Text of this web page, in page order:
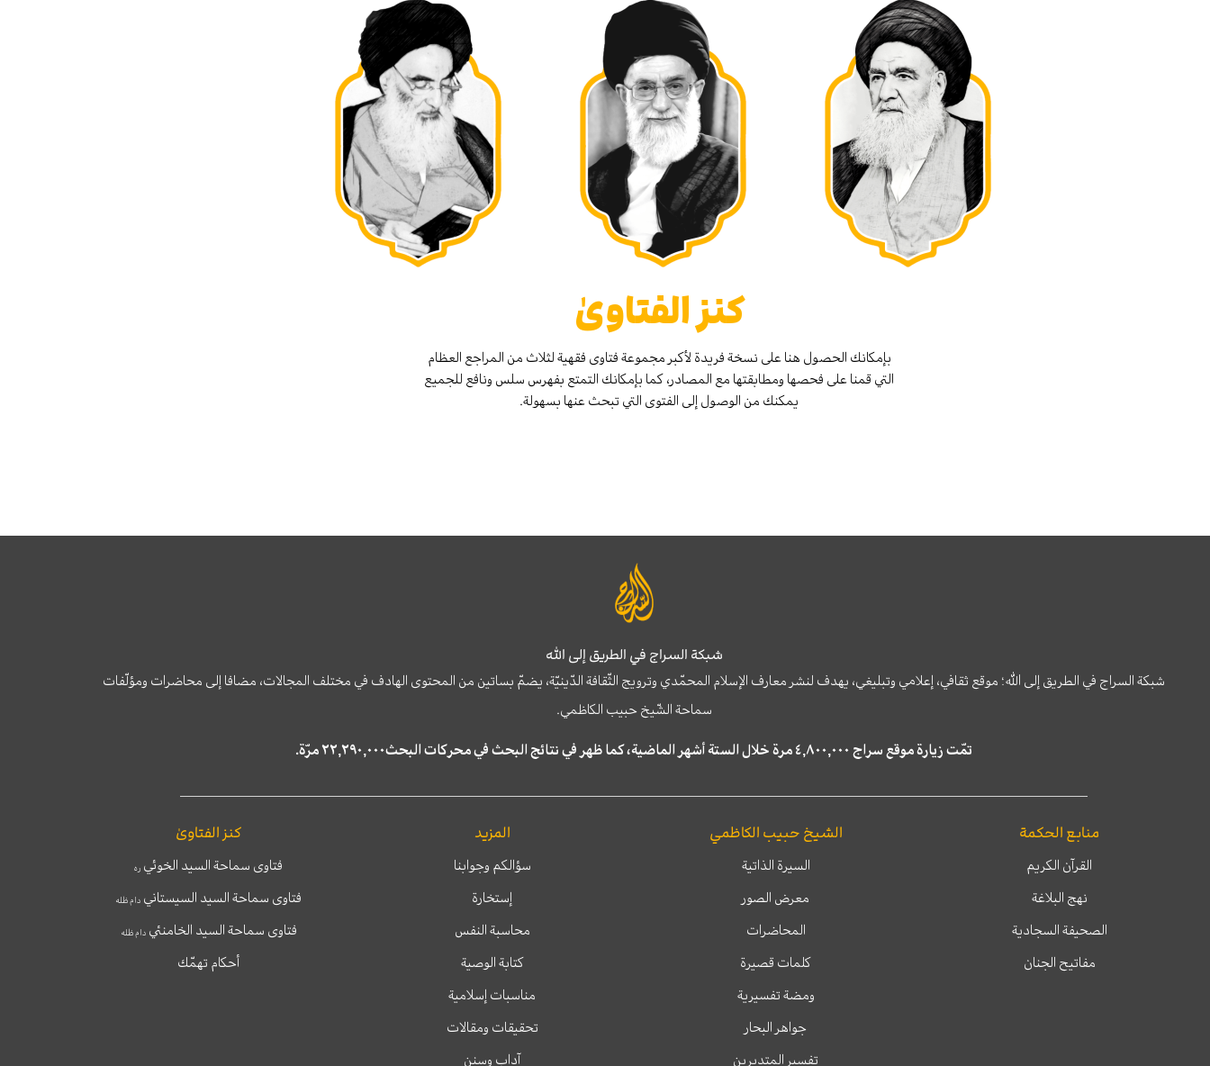
كنز الفتاوىٰ
بإمكانك الحصول هنا على نسخة فريدة لأكبر مجموعة فتاوى فقهية لثلاث من المراجع العظام
التي قمنا على فحصها ومطابقتها مع المصادر، كما بإمكانك التمتع بفهرس سلس ونافع للجميع
يمكنك من الوصول إلى الفتوى التي تبحث عنها بسهولة.
شبكة السراج في الطريق إلى الله
شبكة السراج في الطريق إلى الله؛ موقع ثقافي، إعلامي وتبليغي، يهدف لنشر معارف الإسلام المحمّدي وترويج الثّقافة الدّينيّة، يضمّ بساتين من المحتوى الهادف في مختلف المجالات، مضافا إلى محاضرات ومؤلّفات
سماحة الشّيخ حبيب الكاظمي.
تمّت زيارة موقع سراج ٤,٨٠٠,٠٠٠ مرة خلال الستة أشهر الماضية، كما ظهر في نتائج البحث في محركات البحث٢٢,٢٩٠,٠٠٠ مرّة.
منابع الحكمة
القرآن الكريم
نهج البلاغة
الصحيفة السجادية
مفاتيح الجنان
الشيخ حبيب الكاظمي
السيرة الذاتية
معرض الصور
المحاضرات
كلمات قصيرة
ومضة تفسيرية
جواهر البحار
تفسير المتدبرين
المزيد
سؤالكم وجوابنا
إستخارة
محاسبة النفس
كتابة الوصية
مناسبات إسلامية
تحقيقات ومقالات
آداب وسنن
كنز الفتاوىٰ
فتاوى سماحة السيد الخوئي ره
فتاوى سماحة السيد السيستاني دام ظله
فتاوى سماحة السيد الخامنئيدام ظله
أحكام تهمّك